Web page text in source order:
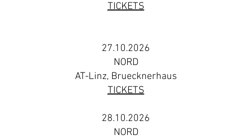
TICKETS
27.10.2026
NORD
AT-Linz, Bruecknerhaus
TICKETS
28.10.2026
NORD